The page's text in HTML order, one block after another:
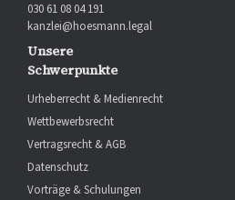
030 61 08 04 191
kanzlei@hoesmann.legal
Unsere
Schwerpunkte
Urheberrecht & Medienrecht
Wettbewerbsrecht
Vertragsrecht & AGB
Datenschutz
Vorträge & Schulungen